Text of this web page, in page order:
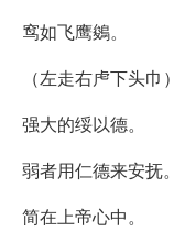
窎如飞鹰鵕。
（左走右虍下头巾
强大的绥以德。
弱者用仁德来安抚。
简在上帝心中。